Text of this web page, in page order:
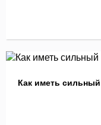
Как иметь сильный